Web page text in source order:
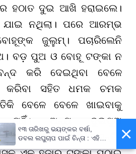
ହଠାତ ଦୁଇ ଆଖି ହରାଇଲେ।
ନଥିଲା। ପରେ ଆରମ୍ଭ
ଜୁଲୁମ୍। ପଚାରିଲେନି
ବଡ଼ ପୁଅ ଓ ବୋହୂ ଟଙ୍କା ନ
କରି ଦେଇଥିବା ବେଳେ
କରିବା ସହିତ ଧମକ ଚମକ
ବେଳେ ବେଳେ ଖାଇବାକୁ
ଅନ୍ୟ ଦୁଇପୁଅ
ହୋଟେଲରେ କାମ କରନ୍ତି। ×
୧୩ ତାରିଖରୁ ଭୟଙ୍କର ବର୍ଷା,
ଡବଲ ଲଘୁଚାପ ପାଇଁ ଚିନ୍ତା : ଏହି
ସବୁ ଜିଲ୍ଲାବାସୀ ରୁହନ୍ତୁ ସାବଧାନ !